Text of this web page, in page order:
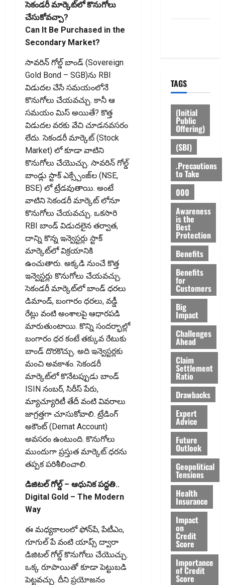
సెకండ‌రీ మార్కెట్‌లో కొనుగోలు
చేసుకోవచ్చా?
Can It Be Purchased in the
Secondary Market?
సావరిన్‌ గోల్డ్‌ బాండ్‌ (Sovereign
Gold Bond – SGB)ను RBI
విడుదల చేసే స‌మ‌యంలోనే
కొనుగోలు చేయవచ్చు. కానీ ఆ
స‌మ‌యం మిస్‌ అయితే? కొత్త
విడుదల వరకు వేచి చూడ‌న‌వ‌సరం
లేదు. సెకండరీ మార్కెట్‌ (Stock
Market) లో కూడా వాటిని
కొనుగోలు చేయొచ్చు. సావరిన్‌ గోల్డ్‌
బాండ్లు స్టాక్‌ ఎక్స్చేంజ్‌ల (NSE,
BSE) లో ట్రేడవుతాయి. అంటే
వాటిని సెకండరీ మార్కెట్‌ లోనూ
కొనుగోలు చేయవచ్చు. ఒకసారి
RBI బాండ్‌ విడుదలైన తర్వాత,
దాన్ని కొన్న ఇన్వెస్టర్లు స్టాక్‌
మార్కెట్‌లో విక్రయానికి
ఉంచుతారు. అక్కడి నుంచే కొత్త
ఇన్వెస్టర్లు కొనుగోలు చేయవచ్చు.
సెకండరీ మార్కెట్‌లో బాండ్‌ ధరలు
డిమాండ్‌, బంగారం ధరలు, వడ్డీ
రేట్లు వంటి అంశాలపై ఆధారపడి
మారుతుంటాయి. కొన్ని సందర్భాల్లో
బంగారం ధర కంటే తక్కువ రేటుకు
బాండ్‌ దొరకొచ్చు. అది ఇన్వెస్టర్లకు
మంచి అవకాశం. సెకండరీ
మార్కెట్‌లో కొనేటప్పుడు బాండ్‌
ISIN నంబర్‌, సిరీస్‌ పేరు,
మ్యాచ్యూరిటీ తేదీ వంటి వివరాలు
జాగ్రత్తగా చూసుకోవాలి. ట్రేడింగ్‌
అకౌంట్‌ (Demat Account)
అవసరం ఉంటుంది. కొనుగోలు
ముందుగా ప్రస్తుత మార్కెట్‌ ధరను
తప్పక పరిశీలించాలి.
డిజిటల్‌ గోల్డ్‌ – ఆధునిక పద్ధతి..
Digital Gold – The Modern
Way
ఈ మధ్యకాలంలో ఫోన్‌పే, పేటీఎం,
గూగుల్‌ పే వంటి యాప్స్‌ ద్వారా
డిజిటల్‌ గోల్డ్‌ కొనుగోలు చేయొచ్చు.
ఒక్క రూపాయితో కూడా పెట్టుబడి
పెట్టవచ్చు. దీని ప్రయోజనం
TAGS
(Initial
Public
Offering)
(SBI)
.Precautions
to Take
000
Awareness
is the
Best
Protection
Benefits
Benefits
for
Customers
Big
Impact
Challenges
Ahead
Claim
Settlement
Ratio
Drawbacks
Expert
Advice
Future
Outlook
Geopolitical
Tensions
Health
Insurance
Impact
on
Credit
Score
Importance
of Credit
Score